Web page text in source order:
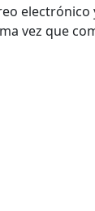
electrónico
vez que